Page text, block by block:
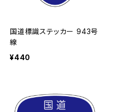
国道標識ステッカー 943号
線
¥440